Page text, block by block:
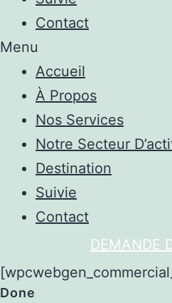
Contact
Menu
Accueil
À Propos
Nos Services
Notre Secteur
Destination
Suivie
Contact
DEMANDE
Done